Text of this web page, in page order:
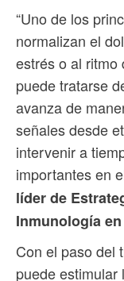
“Uno de los
normalizan el
estrés o al ritmo
puede tratarse
avanza de
señales desde
intervenir a
importantes en
líder de
Inmunología
Con el paso del
puede